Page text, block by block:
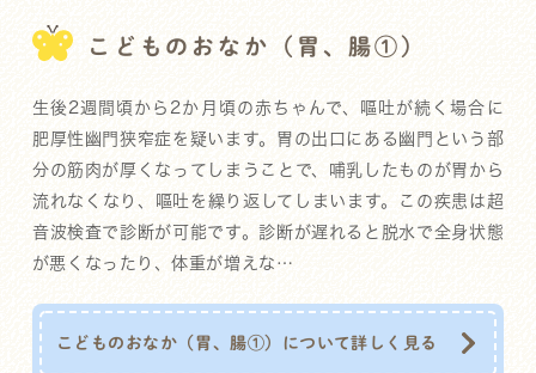
こどものおなか（胃、腸①）
生後2週間頃から2か月頃の赤ちゃんで、嘔吐が続く場合に
肥厚性幽門狭窄症を疑います。胃の出口にある幽門という部
分の筋肉が厚くなってしまうことで、哺乳したものが胃から
流れなくなり、嘔吐を繰り返してしまいます。この疾患は超
音波検査で診断が可能です。診断が遅れると脱水で全身状態
が悪くなったり、体重が増えな…
こどものおなか（胃、腸①）について詳しく見る